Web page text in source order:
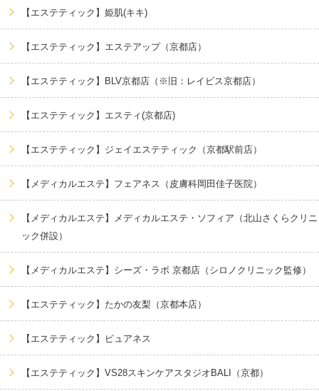
【エステティック】姫肌(キキ)
【エステティック】エステアップ（京都店）
【エステティック】BLV京都店（※旧：レイビス京都店）
【エステティック】エスティ(京都店)
【エステティック】ジェイエステティック（京都駅前店）
【メディカルエステ】フェアネス（皮膚科岡田佳子医院）
【メディカルエステ】メディカルエステ・ソフィア（北山さくらクリニ
ック併設）
【メディカルエステ】シーズ・ラボ 京都店（シロノクリニック監修）
【エステティック】たかの友梨（京都本店）
【エステティック】ピュアネス
【エステティック】VS28スキンケアスタジオBALI（京都）